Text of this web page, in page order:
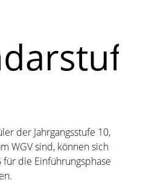
der Jahrgangsstufe 10,
WGV sind, können sich
die Einführungsphase